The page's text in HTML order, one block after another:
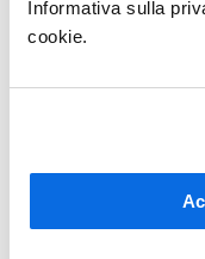
Informativa sulla
cookie.
Growth Playbook 2025
Ulteriori informazioni